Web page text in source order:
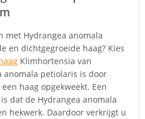
met Hydrangea anomala
en dichtgegroeide haag? Kies
Klimhortensia van
anomala petiolaris is door
haag opgekweekt. Een
dat de Hydrangea anomala
hekwerk. Daardoor verkrijgt u